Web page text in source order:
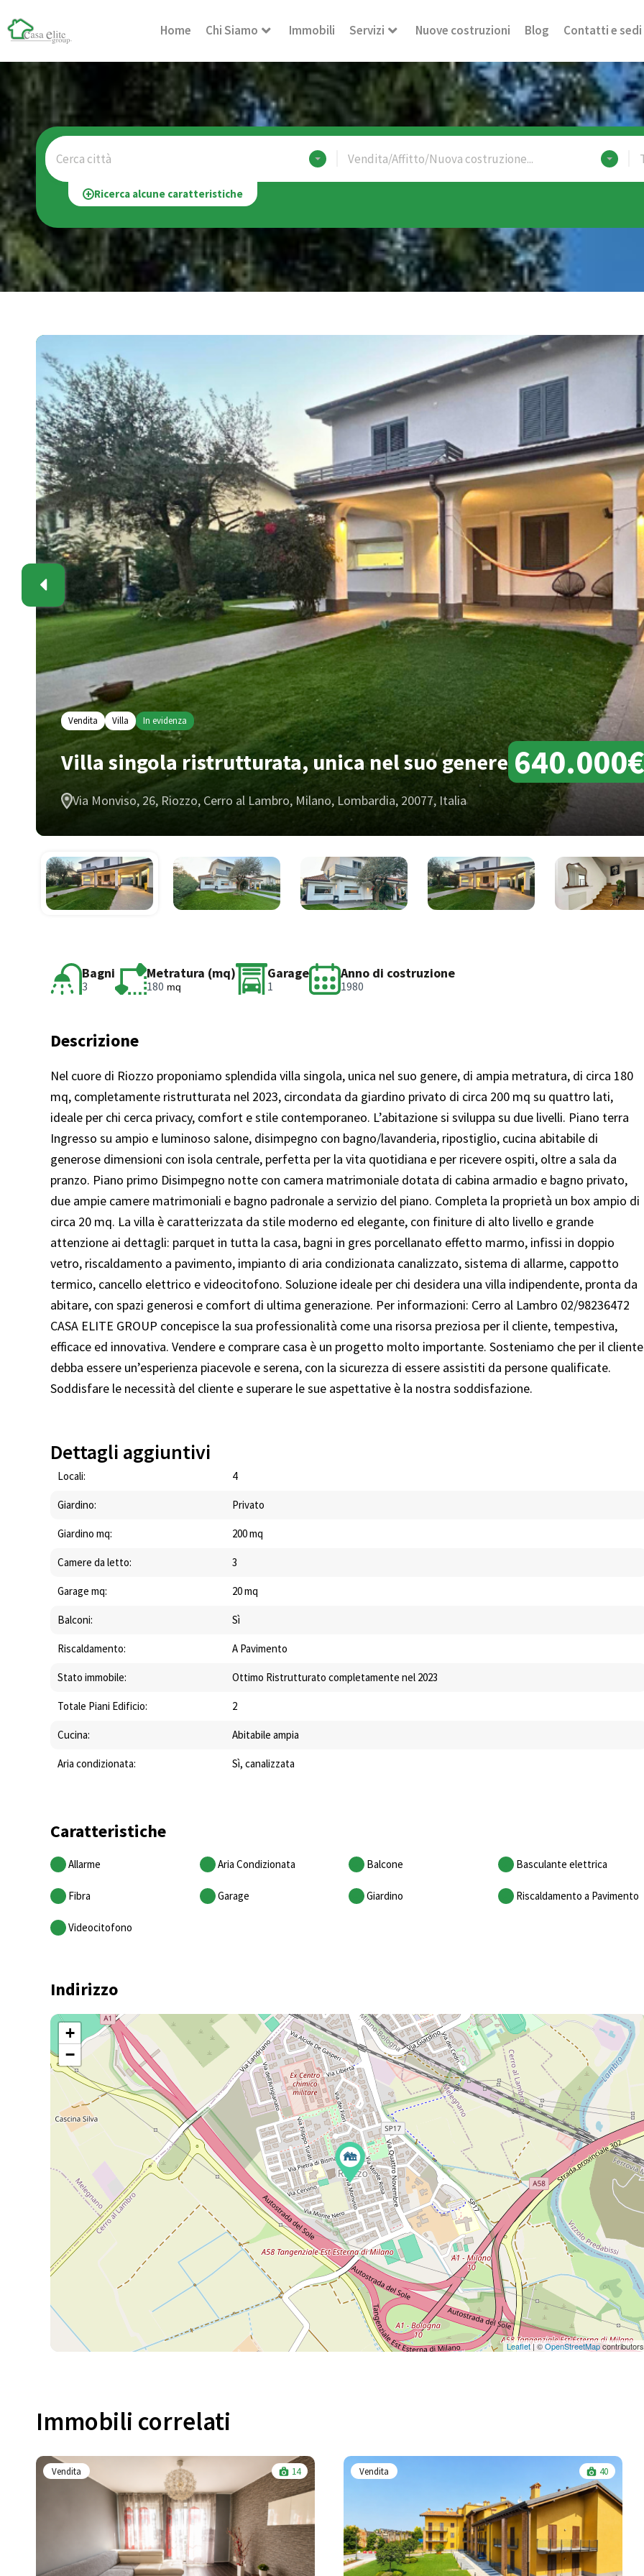
Home Chi Siamo Immobili Servizi Nuove costruzioni Blog Contatti e sedi
Cerca città Vendita/Affitto/Nuova costruzione...
Ricerca alcune caratteristiche
Vendita Villa In evidenza
Villa singola ristrutturata, unica nel suo genere 640.000€
Via Monviso, 26, Riozzo, Cerro al Lambro, Milano, Lombardia, 20077, Italia
Bagni
3
Metratura (mq)
180 mq
Garage
1
Anno di costruzione
1980
Descrizione
Nel cuore di Riozzo proponiamo splendida villa singola, unica nel suo genere, di ampia metratura, di circa 180
mq, completamente ristrutturata nel 2023, circondata da giardino privato di circa 200 mq su quattro lati,
ideale per chi cerca privacy, comfort e stile contemporaneo. L’abitazione si sviluppa su due livelli. Piano terra
Ingresso su ampio e luminoso salone, disimpegno con bagno/lavanderia, ripostiglio, cucina abitabile di
generose dimensioni con isola centrale, perfetta per la vita quotidiana e per ricevere ospiti, oltre a sala da
pranzo. Piano primo Disimpegno notte con camera matrimoniale dotata di cabina armadio e bagno privato,
due ampie camere matrimoniali e bagno padronale a servizio del piano. Completa la proprietà un box ampio di
circa 20 mq. La villa è caratterizzata da stile moderno ed elegante, con finiture di alto livello e grande
attenzione ai dettagli: parquet in tutta la casa, bagni in gres porcellanato effetto marmo, infissi in doppio
vetro, riscaldamento a pavimento, impianto di aria condizionata canalizzato, sistema di allarme, cappotto
termico, cancello elettrico e videocitofono. Soluzione ideale per chi desidera una villa indipendente, pronta da
abitare, con spazi generosi e comfort di ultima generazione. Per informazioni: Cerro al Lambro 02/98236472
CASA ELITE GROUP concepisce la sua professionalità come una risorsa preziosa per il cliente, tempestiva,
efficace ed innovativa. Vendere e comprare casa è un progetto molto importante. Sosteniamo che per il cliente
debba essere un’esperienza piacevole e serena, con la sicurezza di essere assistiti da persone qualificate.
Soddisfare le necessità del cliente e superare le sue aspettative è la nostra soddisfazione.
Dettagli aggiuntivi
Locali: 4
Giardino: Privato
Giardino mq: 200 mq
Camere da letto: 3
Garage mq: 20 mq
Balconi: Sì
Riscaldamento: A Pavimento
Stato immobile: Ottimo Ristrutturato completamente nel 2023
Totale Piani Edificio: 2
Cucina: Abitabile ampia
Aria condizionata: Sì, canalizzata
Caratteristiche
Allarme Aria Condizionata Balcone Basculante elettrica
Fibra Garage Giardino Riscaldamento a Pavimento
Videocitofono
Indirizzo
+
−
Leaflet| ©OpenStreetMapcontributors
Immobili correlati​
Vendita 14 Vendita 40